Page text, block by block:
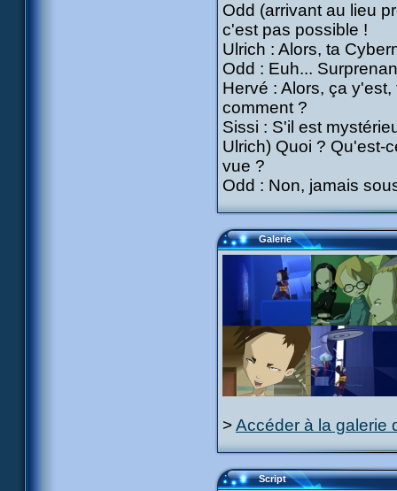
Odd (arrivant au lieu
c'est pas possible !
Ulrich : Alors, ta
Odd : Euh...
Hervé : Alors, ça
comment ?
Sissi : S'il est
Ulrich) Quoi ? Qu'est-
vue ?
Odd : Non, jamais
Galerie
>Accéder à la galerie
Script